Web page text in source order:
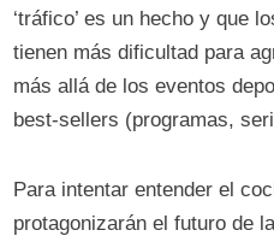
‘tráfico’ es un hecho y que
tienen más dificultad para
más allá de los eventos
best-sellers (programas,
Para intentar entender el
protagonizarán el futuro de